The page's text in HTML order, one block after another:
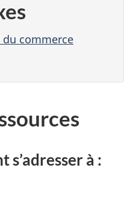
commerce
s’adresser à :